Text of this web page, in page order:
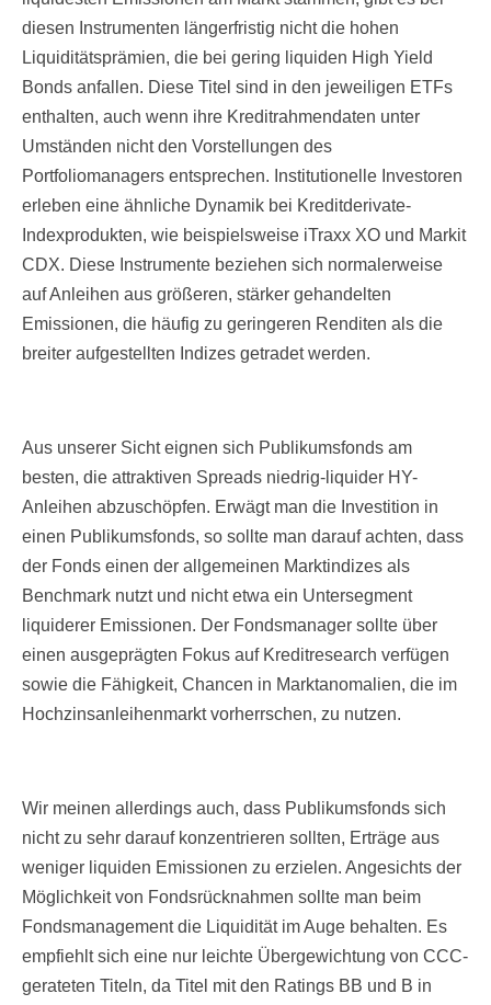
diesen Instrumenten längerfristig nicht die hohen
Liquiditätsprämien, die bei gering liquiden High Yield
Bonds anfallen. Diese Titel sind in den jeweiligen ETFs
enthalten, auch wenn ihre Kreditrahmendaten unter
Umständen nicht den Vorstellungen des
Portfoliomanagers entsprechen. Institutionelle Investoren
erleben eine ähnliche Dynamik bei Kreditderivate-
Indexprodukten, wie beispielsweise iTraxx XO und Markit
CDX. Diese Instrumente beziehen sich normalerweise
auf Anleihen aus größeren, stärker gehandelten
Emissionen, die häufig zu geringeren Renditen als die
breiter aufgestellten Indizes getradet werden.
Aus unserer Sicht eignen sich Publikumsfonds am
besten, die attraktiven Spreads niedrig-liquider HY-
Anleihen abzuschöpfen. Erwägt man die Investition in
einen Publikumsfonds, so sollte man darauf achten, dass
der Fonds einen der allgemeinen Marktindizes als
Benchmark nutzt und nicht etwa ein Untersegment
liquiderer Emissionen. Der Fondsmanager sollte über
einen ausgeprägten Fokus auf Kreditresearch verfügen
sowie die Fähigkeit, Chancen in Marktanomalien, die im
Hochzinsanleihenmarkt vorherrschen, zu nutzen.
Wir meinen allerdings auch, dass Publikumsfonds sich
nicht zu sehr darauf konzentrieren sollten, Erträge aus
weniger liquiden Emissionen zu erzielen. Angesichts der
Möglichkeit von Fondsrücknahmen sollte man beim
Fondsmanagement die Liquidität im Auge behalten. Es
empfiehlt sich eine nur leichte Übergewichtung von CCC-
gerateten Titeln, da Titel mit den Ratings BB und B in